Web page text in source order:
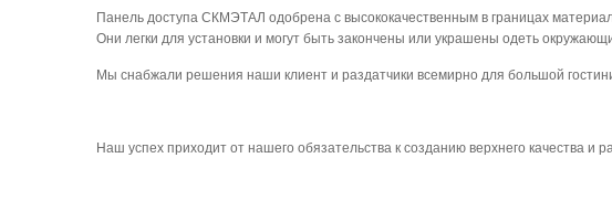
Панель доступа СКМЭТАЛ одобрена с высококачественным в границах
Они легки для установки и могут быть закончены или украшены одеть
Мы снабжали решения наши клиент и раздатчики всемирно для большой
Наш успех приходит от нашего обязательства к созданию верхнего качества